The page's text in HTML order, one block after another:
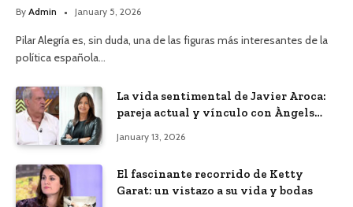
By Admin January 5, 2026
Pilar Alegría es, sin duda, una de las figuras más interesantes de la
política española…
La vida sentimental de Javier Aroca:
pareja actual y vínculo con Àngels
January 13, 2026
El fascinante recorrido de Ketty
Garat: un vistazo a su vida y bodas